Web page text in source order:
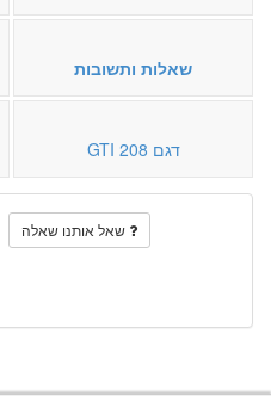
שאלות ותשובות
דגם 208 GTI
שאל אותנו שאלה